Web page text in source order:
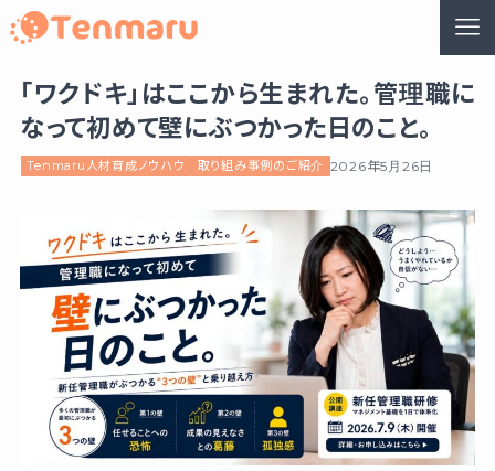
「ワクドキ」はここから生まれた。管理職に
なって初めて壁にぶつかった日のこと。
Tenmaru人材育成ノウハウ 取り組み事例のご紹介 2026年5月26日